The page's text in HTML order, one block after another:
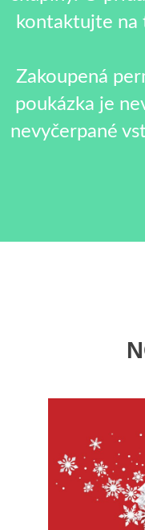
kontaktujte
Zakoupená
poukázka je
nevyčerpané